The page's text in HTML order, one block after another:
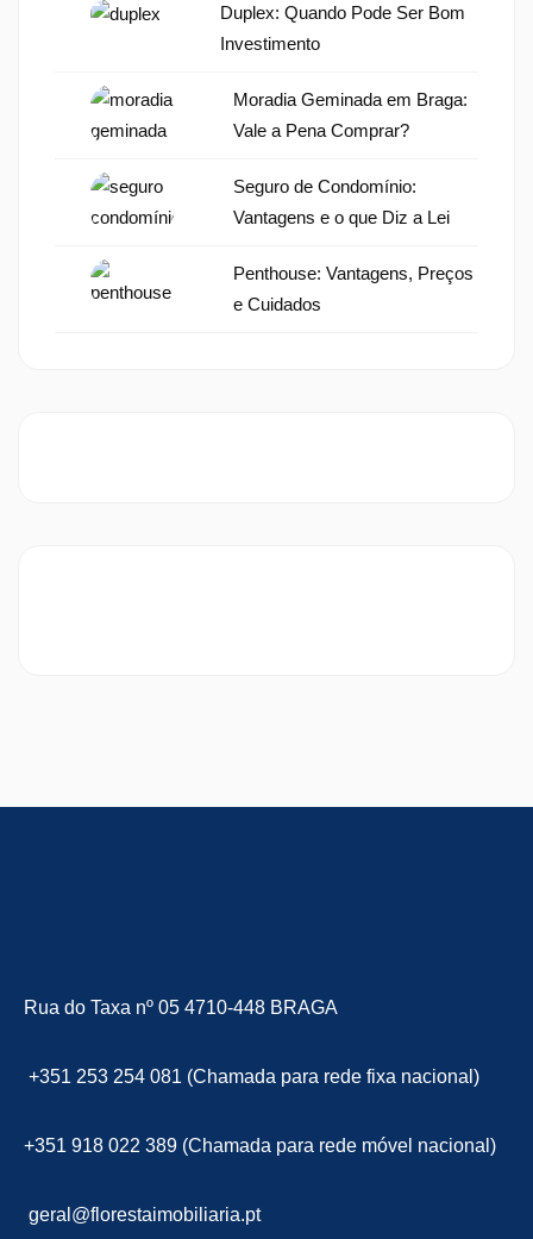
Duplex: Quando Pode Ser Bom
Investimento
Moradia Geminada em Braga:
Vale a Pena Comprar?
Seguro de Condomínio:
Vantagens e o que Diz a Lei
Penthouse: Vantagens, Preços
e Cuidados
Rua do Taxa nº 05 4710-448 BRAGA
+351 253 254 081 (Chamada para rede fixa nacional)
+351 918 022 389 (Chamada para rede móvel nacional)
geral@florestaimobiliaria.pt